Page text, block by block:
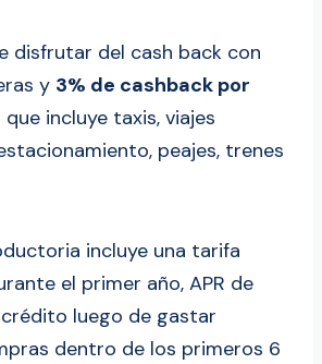
disfrutar del cash back con
y 3% de cashback por
que incluye taxis, viajes
peajes, trenes
incluye una tarifa
el primer año, APR de
luego de gastar
dentro de los primeros 6